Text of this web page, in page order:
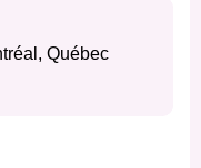
Québec